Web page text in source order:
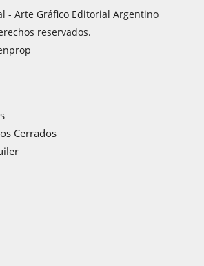
- Arte Gráfico Editorial Argentino
reservados.
Cerrados